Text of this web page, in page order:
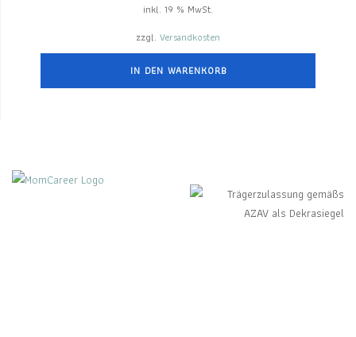
inkl. 19 % MwSt.
zzgl. Versandkosten
IN DEN WARENKORB